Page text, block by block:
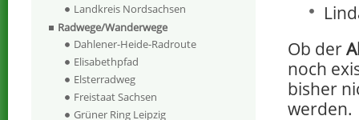
Ob der
noch
bisher
werden.
Landkreis Nordsachsen
Radwege/Wanderwege
Dahlener-Heide-Radroute
Elisabethpfad
Elsterradweg
Freistaat Sachsen
Grüner Ring Leipzig